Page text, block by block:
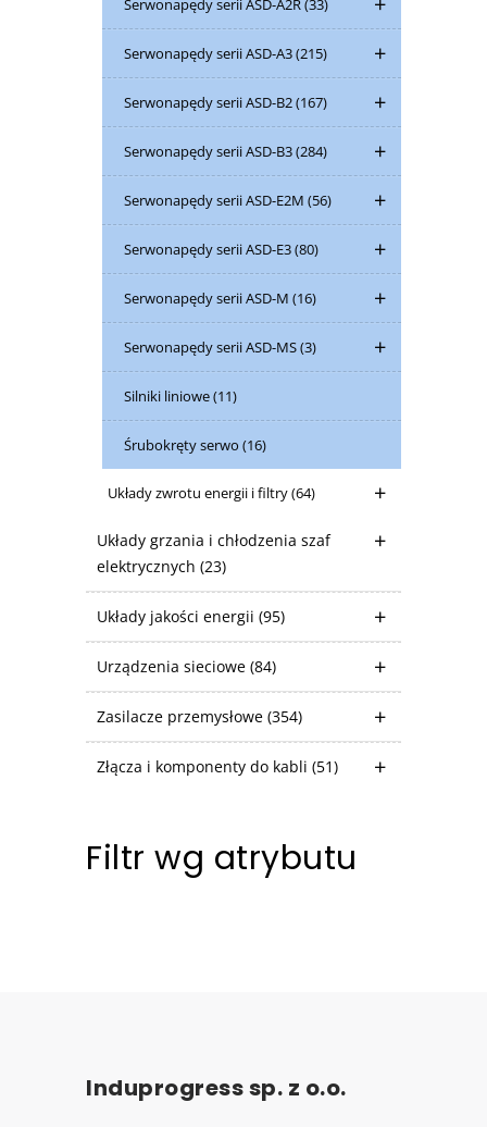
Serwonapędy serii ASD-A2R(33)
Serwonapędy serii ASD-A3(215)
Serwonapędy serii ASD-B2(167)
Serwonapędy serii ASD-B3(284)
Serwonapędy serii ASD-E2M (56)
Serwonapędy serii ASD-E3(80)
Serwonapędy serii ASD-M (16)
Serwonapędy serii ASD-MS(3)
Silniki liniowe(11)
Śrubokręty serwo (16)
Układy zwrotu energii i filtry(64)
Układy grzania i chłodzenia szaf
elektrycznych (23)
Układy jakości energii (95)
Urządzenia sieciowe (84)
Zasilacze przemysłowe (354)
Złącza i komponenty do kabli (51)
Filtr wg atrybutu
Induprogress sp. z o.o.